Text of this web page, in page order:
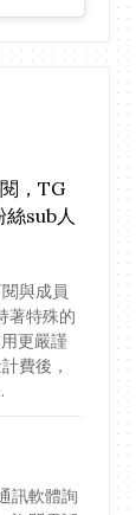
，TG
sub人
與成員
著特殊的
更嚴謹
費後，
訊軟體詢